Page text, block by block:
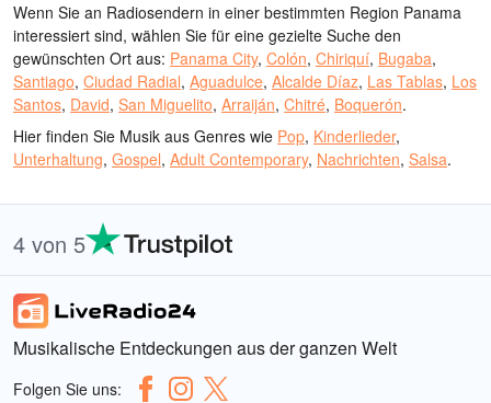
Wenn Sie an Radiosendern in einer bestimmten Region Panama
interessiert sind, wählen Sie für eine gezielte Suche den
gewünschten Ort aus: Panama City, Colón, Chiriquí, Bugaba,
Santiago, Ciudad Radial, Aguadulce, Alcalde Díaz, Las Tablas, Los
Santos, David, San Miguelito, Arraiján, Chitré, Boquerón.
Hier finden Sie Musik aus Genres wie Pop, Kinderlieder,
Unterhaltung, Gospel, Adult Contemporary, Nachrichten, Salsa.
4 von 5
Musikalische Entdeckungen aus der ganzen Welt
Folgen Sie uns: